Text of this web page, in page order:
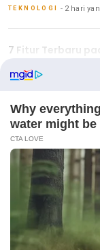
TEKNOLOGI 2 hari
7 Fitur Terbaru
TEKNOLOGI
VLOGGING